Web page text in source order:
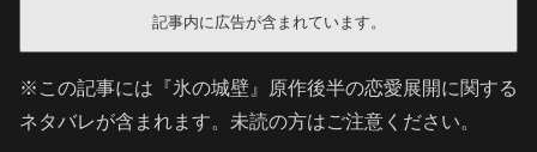
記事内に広告が含まれています。
※この記事には『氷の城壁』原作後半の恋愛展開に関する
ネタバレが含まれます。未読の方はご注意ください。